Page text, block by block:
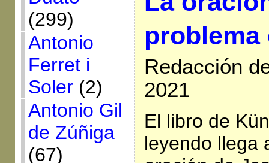
(299)
Antonio
Ferret i
Soler(2)
Antonio Gil
de Zúñiga
(67)
problema
Redacción
2021
El libro de
leyendo llega